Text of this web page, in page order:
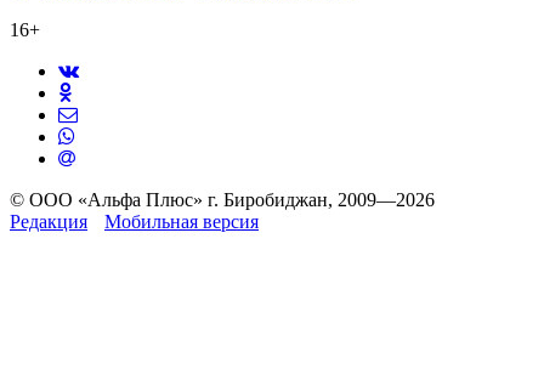
16+
© ООО «Альфа Плюс» г. Биробиджан, 2009—2026
Редакция
Мобильная версия